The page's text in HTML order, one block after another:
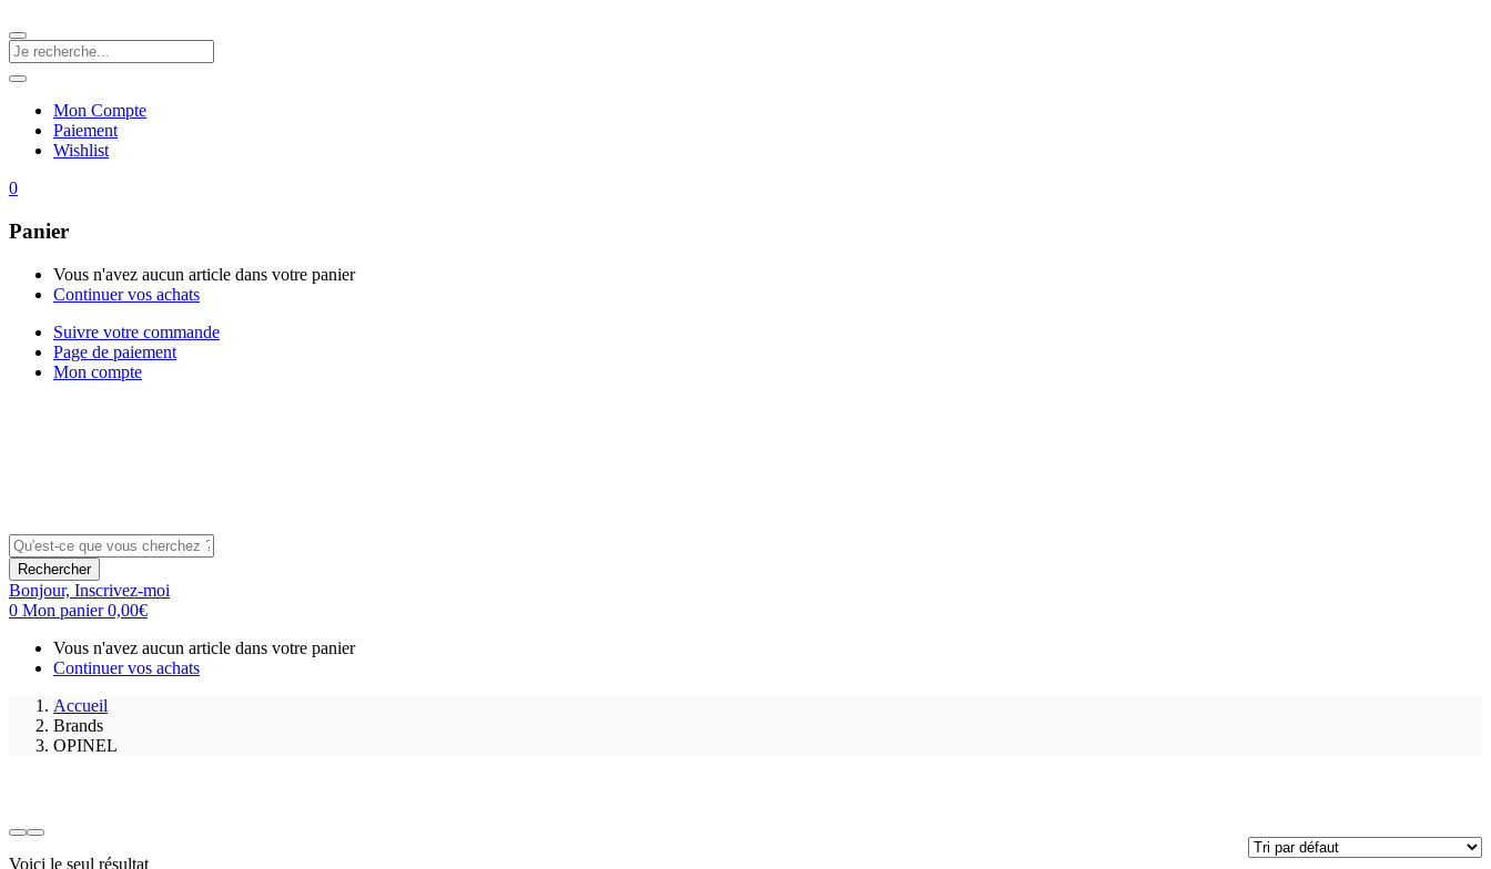
Mon Compte
Paiement
Wishlist
0
Panier
Vous n'avez aucun article dans votre panier
Continuer vos achats
Suivre votre commande
Page de paiement
Mon compte
Rechercher
Bonjour, Inscrivez-moi
0 Mon panier0,00€
Vous n'avez aucun article dans votre panier
Continuer vos achats
Accueil
Brands
OPINEL
Voici le seul résultat